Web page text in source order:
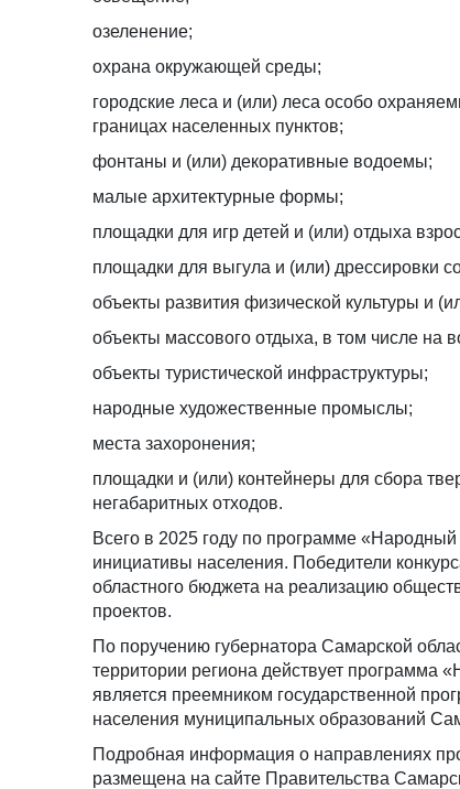
озеленение;
охрана окружающей среды;
городские леса и (или) леса особо
границах населенных пунктов;
фонтаны и (или) декоративные водоемы;
малые архитектурные формы;
площадки для игр детей и (или) отдыха
площадки для выгула и (или) дрессировки
объекты развития физической культуры и
объекты массового отдыха, в том числе на
объекты туристической инфраструктуры;
народные художественные промыслы;
места захоронения;
площадки и (или) контейнеры для сбора
негабаритных отходов.
Всего в 2025 году по программе
инициативы населения. Победители
областного бюджета на реализацию
проектов.
По поручению губернатора Самарской
территории региона действует
является преемником государственной
населения муниципальных образований
Подробная информация о направлениях
размещена на сайте Правительства